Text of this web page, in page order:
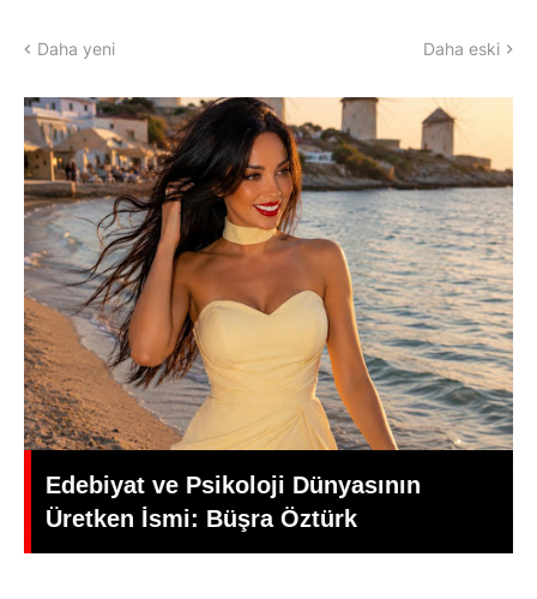
Daha yeni Daha eski
Yeşilçam’da Yas: Kadir İnanır Hayatını
Kaybetti, Yönetmen Mehmet Ali
Gündoğdu’dan Duygusal Veda